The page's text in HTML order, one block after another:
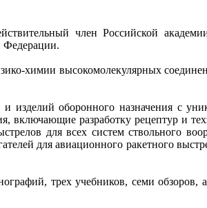
член Российской
Федерации.
химии высокомолекулярных
оборонного назначения с
включающие разработку рецептур и
для всех систем ствольного
для авиационного ракетного
трех учебников, семи